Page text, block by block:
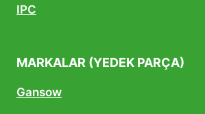
IPC
MARKALAR (YEDEK PARÇA)
Gansow